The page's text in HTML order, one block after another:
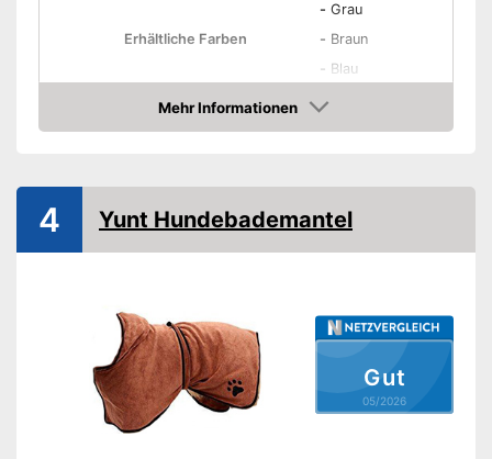
Erhältliche Farben
- Grau
- Braun
- Blau
Saugstark
Waschbar
Saugnäpfe
Trocknergeeignet
Mehr Informationen
Amazon
Gut
05/2026
4 Yunt Hundebademantel